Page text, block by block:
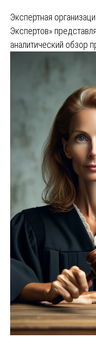
Экспертная
Экспертов»
аналитический обзор